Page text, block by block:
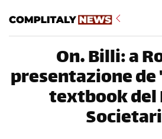
On. Billi: a
presentazione
textbook